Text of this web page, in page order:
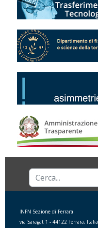
Cerca...
INFN Sezione di Ferrara
via Saragat 1 - 44122 Ferrara, Italia